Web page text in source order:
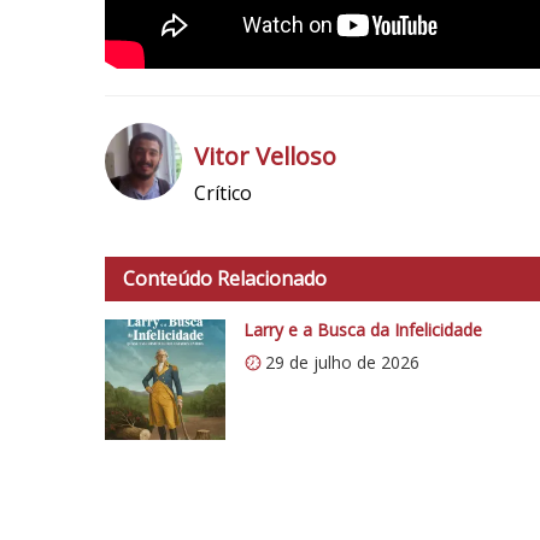
p
:
/
/
i
Vitor Velloso
Crítico
Conteúdo Relacionado
Larry e a Busca da Infelicidade
29 de julho de 2026